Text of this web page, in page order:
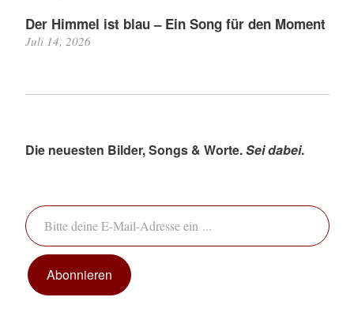
Der Himmel ist blau – Ein Song für den Moment
Juli 14, 2026
Die neuesten Bilder, Songs & Worte.Sei dabei.
Bitte deine E-Mail-Adresse ein ...
Abonnieren